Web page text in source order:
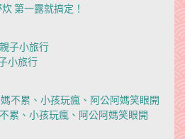
第一露就搞定！
小旅行
累、小孩玩瘋、阿公阿媽笑眼開